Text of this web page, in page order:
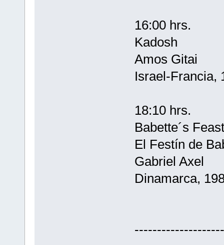
16:00 hrs.
Kadosh
Amos Gitai
Israel-Francia,
18:10 hrs.
Babette´s Feast
El Festín de
Gabriel Axel
Dinamarca,